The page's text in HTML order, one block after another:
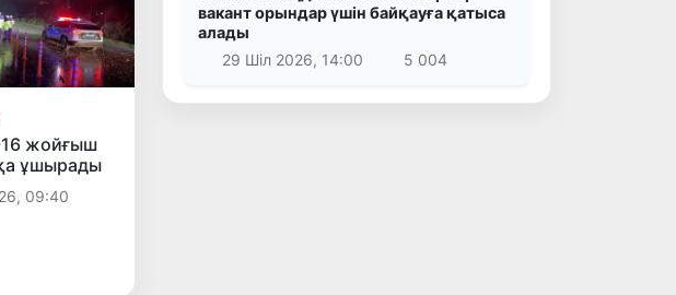
16 жойғыш
ұшырады
09:40
вакант орындар үшін байқауға қатыса
алады
29 Шіл 2026, 14:00
5 004